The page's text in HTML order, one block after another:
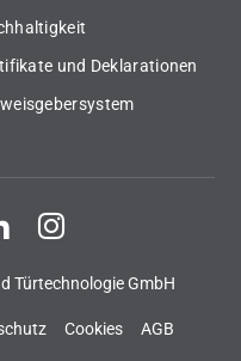
und Deklarationen
Türtechnologie GmbH
Cookies AGB